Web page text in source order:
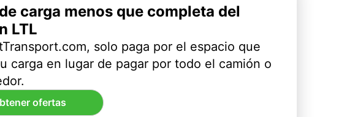
carga menos que completa del
LTL
solo paga por el espacio que
carga en lugar de pagar por todo el camión o
ofertas